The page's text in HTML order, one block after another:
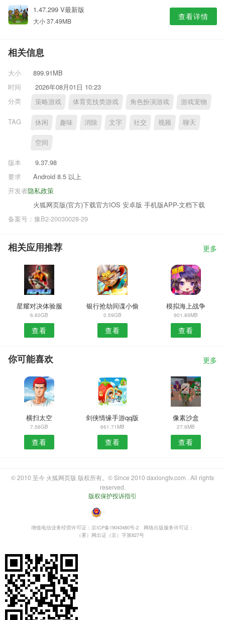
1.47.299 V最新版
大小 37.49MB 查看详情
相关信息
大小
899.91MB
时间
2026年08月01日 10:23
分类
策略游戏 体育竞技类游戏 角色扮演游戏 游戏宠物
TAG 休闲 趣味 消除 文字 社交 视频 聊天
空间
版本
9.37.98
要求
Android 8.5 以上
隐私政策
开发者
火狐网页版(官方)下载官方IOS 安卓版 手机版APP-文档下载
备案号：豫B2-20030028-29
相关应用推荐 更多
星耀对决体验服
6.60GB
查看
银行抢劫间谍小偷
0.59GB
查看
模拟海上战争
901.89MB
查看
你可能喜欢 更多
横扫太空
7.56GB
查看
剑侠情缘手游qq版
661.71MB
查看
像素沙盒
27.6MB
查看
© 2010 至今 火狐网页版 版权所有。© Since 2010 daxiongtv.com . All rights
reserved.
版权保护投诉指引
・
增值电信业务经营许可证：京ICP备19043480号-2
网络出版服务许可证：
（署）网出证（京）字第827号